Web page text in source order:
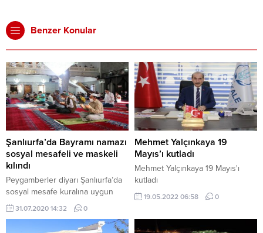
Benzer Konular
Şanlıurfa’da Bayramı namazı
sosyal mesafeli ve maskeli
kılındı
Peygamberler diyarı Şanlıurfa’da
sosyal mesafe kuralına uygun
olarak Kurban Bayramı namazını
kılan vatandaşlar, tüm insanlığı
etkileyen korona virüs salgının
31.07.2020 14:32 0
Mehmet Yalçınkaya 19
Mayıs’ı kutladı
Mehmet Yalçınkaya 19 Mayıs'ı
kutladı
19.05.2022 06:58 0